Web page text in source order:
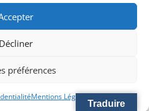
Décliner
préférences
Mentions Légales
Traduire